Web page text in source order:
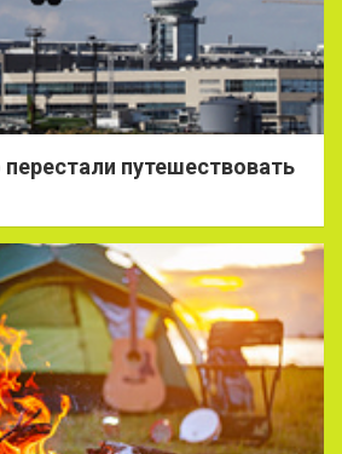
перестали путешествовать